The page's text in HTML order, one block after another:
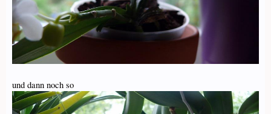
und dann noch so